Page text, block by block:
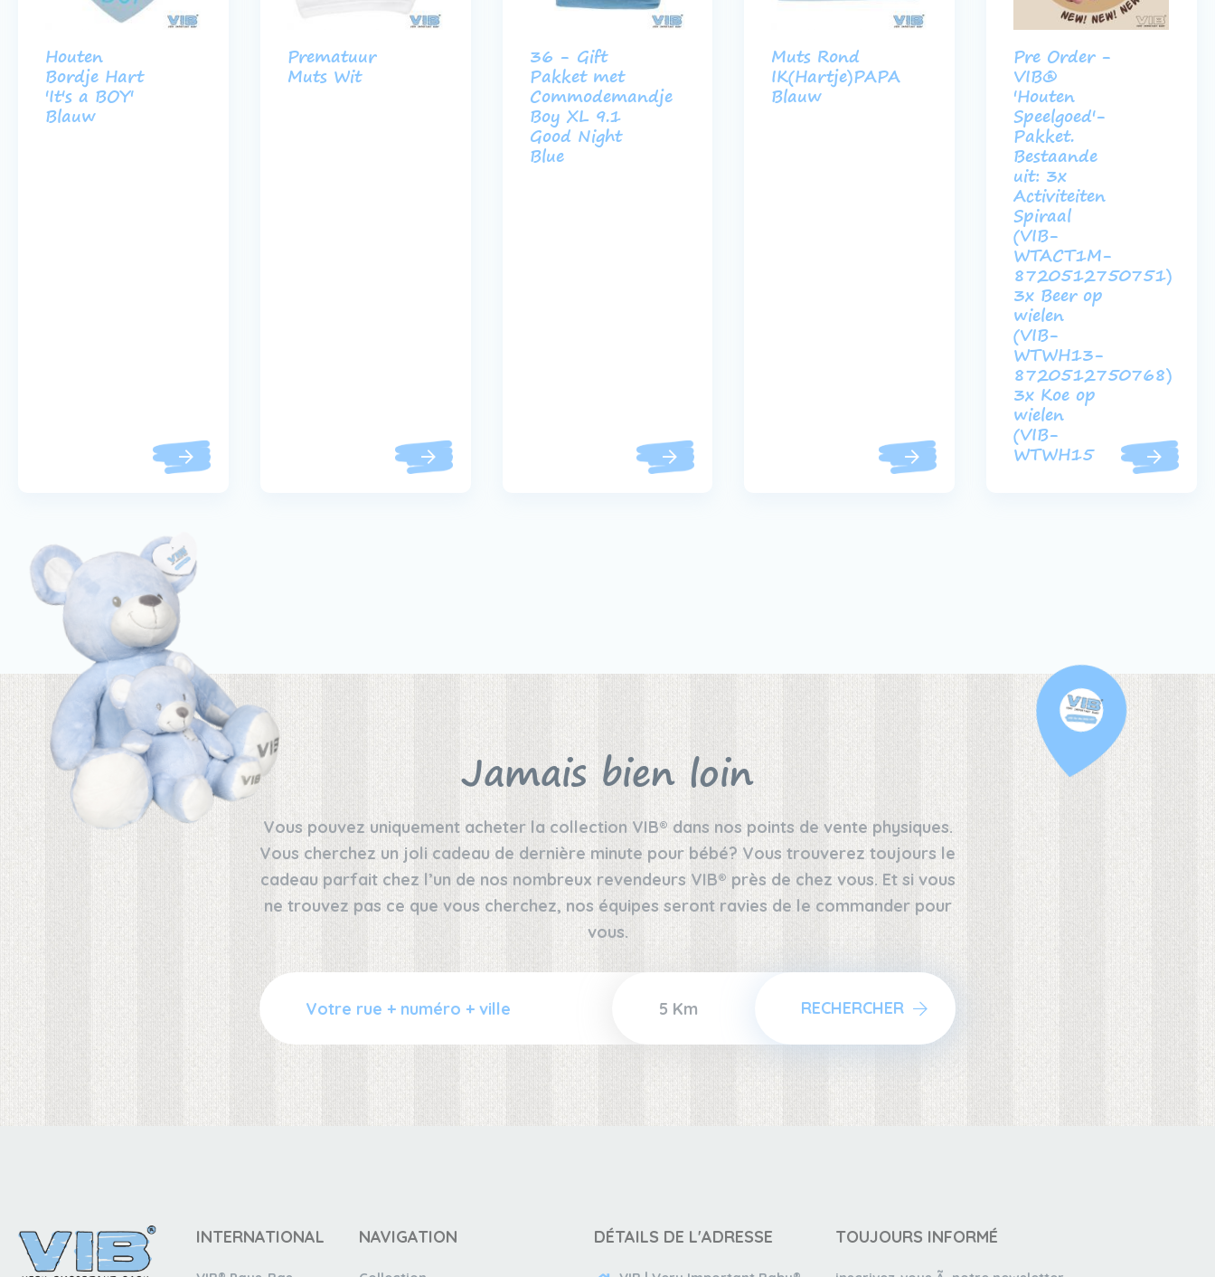
Houten
Bordje Hart
'It's a BOY'
Blauw
Prematuur
Muts Wit
36 - Gift
Pakket met
Commodemandje
Boy XL 9.1
Good Night
Blue
Muts Rond
IK(Hartje)PAPA
Blauw
Pre Order -
VIB®
'Houten
Speelgoed'-
Pakket.
Bestaande
uit: 3x
Activiteiten
Spiraal
(VIB-
WTACT1M-
8720512750751)
3x Beer op
wielen
(VIB-
WTWH13-
8720512750768)
3x Koe op
wielen
(VIB-
WTWH15
Jamais bien loin
Vous pouvez uniquement acheter la collection VIB® dans nos points de vente physiques.
Vous cherchez un joli cadeau de dernière minute pour bébé? Vous trouverez toujours le
cadeau parfait chez l’un de nos nombreux revendeurs VIB® près de chez vous. Et si vous
ne trouvez pas ce que vous cherchez, nos équipes seront ravies de le commander pour
vous.
RECHERCHER
INTERNATIONAL NAVIGATION DÉTAILS DE L'ADRESSE TOUJOURS INFORMÉ